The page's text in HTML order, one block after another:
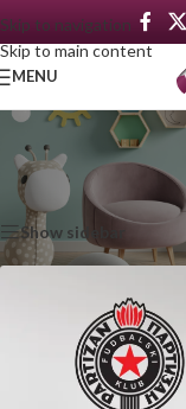
Skip to navigation
Skip to main content
MENU
Početna
Proizvod
Show sidebar